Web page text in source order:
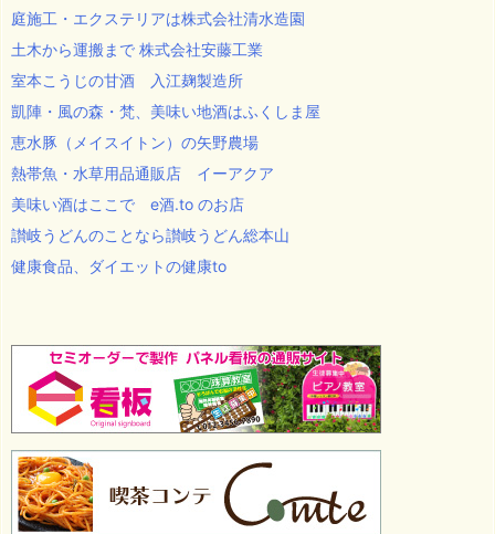
庭施工・エクステリアは株式会社清水造園
土木から運搬まで 株式会社安藤工業
室本こうじの甘酒 入江麹製造所
凱陣・風の森・梵、美味い地酒はふくしま屋
恵水豚（メイスイトン）の矢野農場
熱帯魚・水草用品通販店 イーアクア
美味い酒はここで e酒.to のお店
讃岐うどんのことなら讃岐うどん総本山
健康食品、ダイエットの健康to